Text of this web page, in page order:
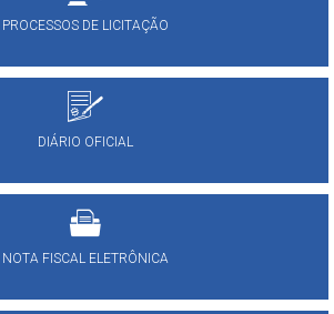
PROCESSOS DE LICITAÇÃO
DIÁRIO OFICIAL
NOTA FISCAL ELETRÔNICA